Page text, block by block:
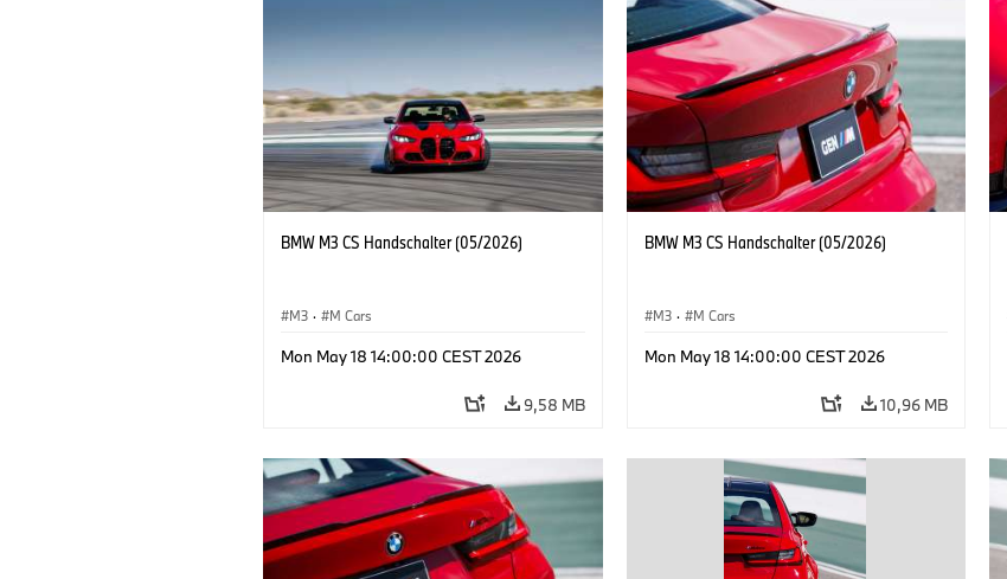
BMW M3 CS Handschalter (05/2026)
M3 · M Cars
Mon May 18 14:00:00 CEST 2026
9,58 MB
BMW M3 CS Handschalter (05/2026)
M3 · M Cars
Mon May 18 14:00:00 CEST 2026
10,96 MB